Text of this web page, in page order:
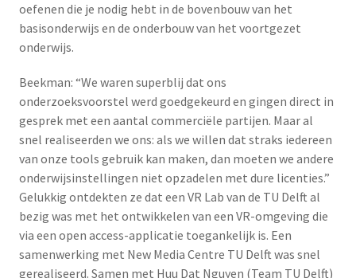
oefenen die je nodig hebt in de bovenbouw van het
basisonderwijs en de onderbouw van het voortgezet
onderwijs.
Beekman: “We waren superblij dat ons
onderzoeksvoorstel werd goedgekeurd en gingen direct in
gesprek met een aantal commerciële partijen. Maar al
snel realiseerden we ons: als we willen dat straks iedereen
van onze tools gebruik kan maken, dan moeten we andere
onderwijsinstellingen niet opzadelen met dure licenties.”
Gelukkig ontdekten ze dat een VR Lab van de TU Delft al
bezig was met het ontwikkelen van een VR-omgeving die
via een open access-applicatie toegankelijk is. Een
samenwerking met New Media Centre TU Delft was snel
gerealiseerd. Samen met Huu Dat Nguyen (Team TU Delft)